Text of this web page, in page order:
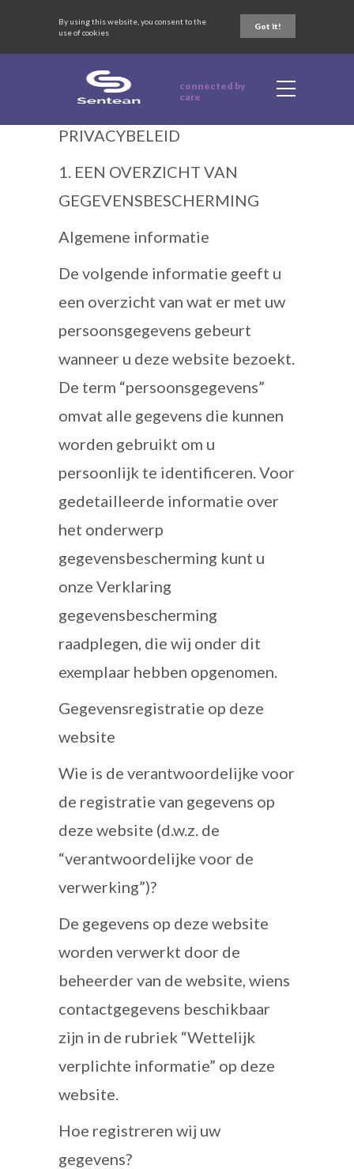
By using this website, you consent to the
use of cookies
Got it!
connected by
care
PRIVACYBELEID
1. EEN OVERZICHT VAN
GEGEVENSBESCHERMING
Algemene informatie
De volgende informatie geeft u
een overzicht van wat er met uw
persoonsgegevens gebeurt
wanneer u deze website bezoekt.
De term “persoonsgegevens”
omvat alle gegevens die kunnen
worden gebruikt om u
persoonlijk te identificeren. Voor
gedetailleerde informatie over
het onderwerp
gegevensbescherming kunt u
onze Verklaring
gegevensbescherming
raadplegen, die wij onder dit
exemplaar hebben opgenomen.
Gegevensregistratie op deze
website
Wie is de verantwoordelijke voor
de registratie van gegevens op
deze website (d.w.z. de
“verantwoordelijke voor de
verwerking”)?
De gegevens op deze website
worden verwerkt door de
beheerder van de website, wiens
contactgegevens beschikbaar
zijn in de rubriek “Wettelijk
verplichte informatie” op deze
website.
Hoe registreren wij uw
gegevens?